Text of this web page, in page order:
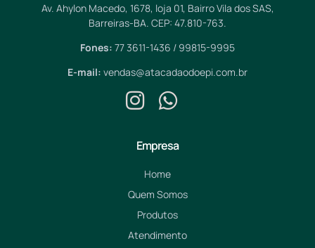
Av. Ahylon Macedo, 1678, loja 01, Bairro Vila dos SAS,
Barreiras-BA. CEP: 47.810-763.
Fones: 77 3611-1436 / 99815-9995
E-mail: vendas@atacadaodoepi.com.br
Empresa
Home
Quem Somos
Produtos
Atendimento